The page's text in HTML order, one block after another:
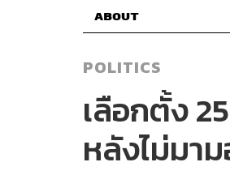
ABOUT
POLITICS
เลือกตั้ง
หลังไม่มา